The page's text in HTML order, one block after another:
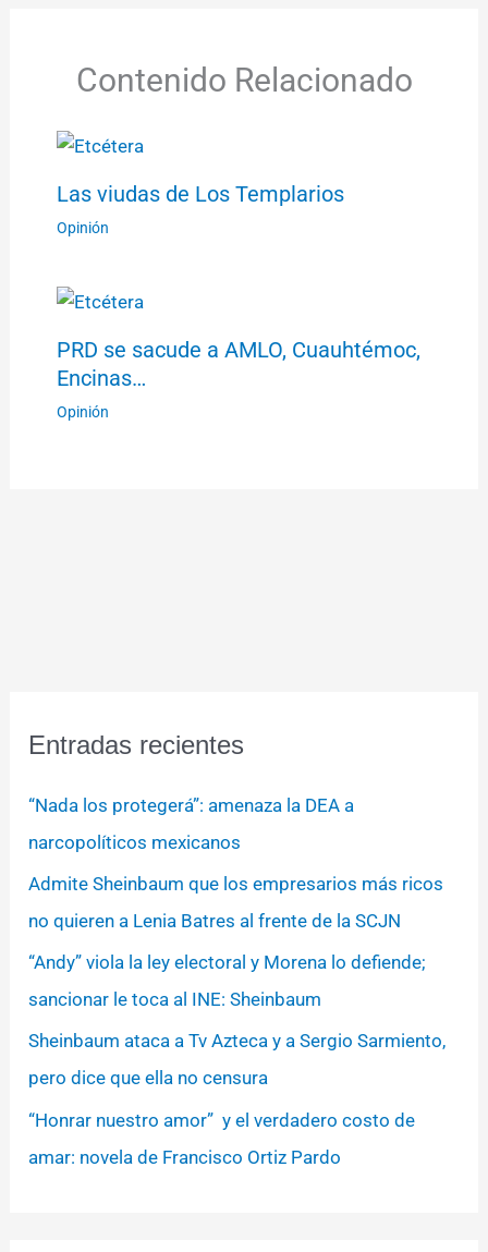
Contenido Relacionado
Las viudas de Los Templarios
Opinión
PRD se sacude a AMLO, Cuauhtémoc,
Encinas…
Opinión
Entradas recientes
“Nada los protegerá”: amenaza la DEA a
narcopolíticos mexicanos
Admite Sheinbaum que los empresarios más ricos
no quieren a Lenia Batres al frente de la SCJN
“Andy” viola la ley electoral y Morena lo defiende;
sancionar le toca al INE: Sheinbaum
Sheinbaum ataca a Tv Azteca y a Sergio Sarmiento,
pero dice que ella no censura
“Honrar nuestro amor” y el verdadero costo de
amar: novela de Francisco Ortiz Pardo